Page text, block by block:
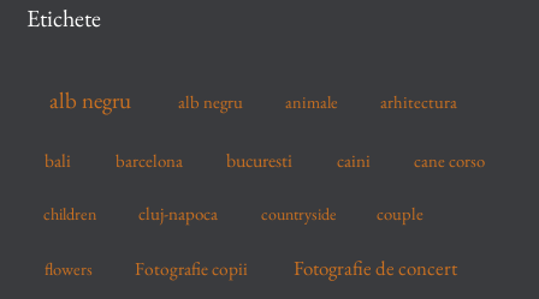
h
Etichete
alb negru alb negru animale arhitectura
bali barcelona bucuresti caini cane corso
children cluj-napoca countryside couple
flowers Fotografie copii Fotografie de concert